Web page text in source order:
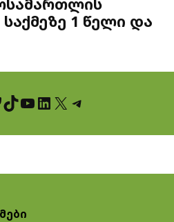
1 წელი და
TikTok YouTube LinkedIn X Telegram